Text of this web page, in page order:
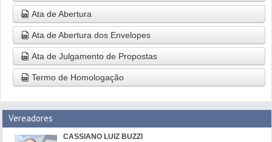
Ata de Abertura
Ata de Abertura dos Envelopes
Ata de Julgamento de Propostas
Termo de Homologação
Vereadores
CASSIANO LUIZ BUZZI